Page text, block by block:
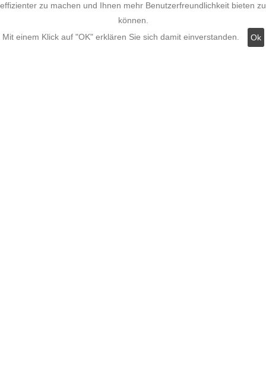
Widerrufsbelehrung
Hinweis zum Batteriegesetz
effizienter zu machen und Ihnen mehr Benutzerfreundlichkeit bieten zu
können.
Mit einem Klick auf "OK" erklären Sie sich damit einverstanden.
Ok